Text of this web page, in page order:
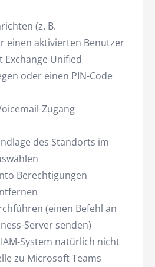
(z. B.
einen aktivierten Benutzer
Unified
oder einen PIN-Code
Zugang
des Standorts im
Berechtigungen
(einen Befehl an
Server senden)
System natürlich nicht
zu Microsoft Teams